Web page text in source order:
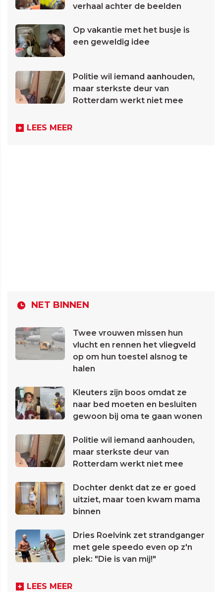
verhaal achter de beelden
Op vakantie met het busje is
een geweldig idee
Politie wil iemand aanhouden,
maar sterkste deur van
Rotterdam werkt niet mee
LEES MEER
NET BINNEN
Twee vrouwen missen hun
vlucht en rennen het vliegveld
op om hun toestel alsnog te
halen
Kleuters zijn boos omdat ze
naar bed moeten en besluiten
gewoon bij oma te gaan wonen
Politie wil iemand aanhouden,
maar sterkste deur van
Rotterdam werkt niet mee
Dochter denkt dat ze er goed
uitziet, maar toen kwam mama
binnen
Dries Roelvink zet strandganger
met gele speedo even op z'n
plek: "Die is van mij!"
LEES MEER